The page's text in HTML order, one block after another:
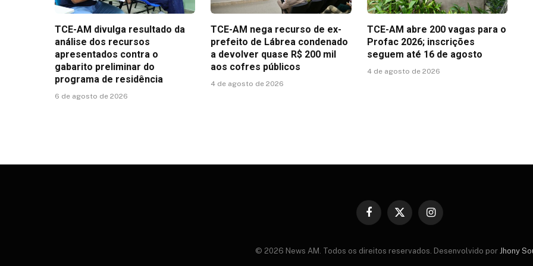
TCE-AM divulga resultado da
análise dos recursos
apresentados contra o
gabarito preliminar do
programa de residência
6 de agosto de 2026
TCE-AM nega recurso de ex-
prefeito de Lábrea condenado
a devolver quase R$ 200 mil
aos cofres públicos
4 de agosto de 2026
TCE-AM abre 200 vagas para o
Profac 2026; inscrições
seguem até 16 de agosto
4 de agosto de 2026
Facebook
X
Instagram
© 2026 News AM. Todos os direitos reservados. Desenvolvido por Jhony